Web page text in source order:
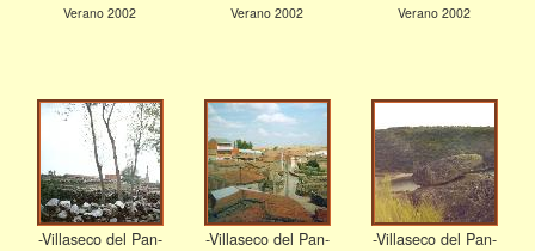
Verano 2002 Verano 2002 Verano 2002
-Villaseco del Pan-
-Villaseco del Pan-
-Villaseco del Pan-